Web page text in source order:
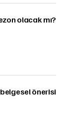
olacak mı?
önerisi